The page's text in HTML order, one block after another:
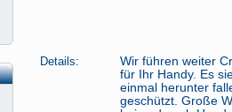
Details:
Wir führen weiter
für Ihr Handy. Es
einmal herunter
geschützt. Große